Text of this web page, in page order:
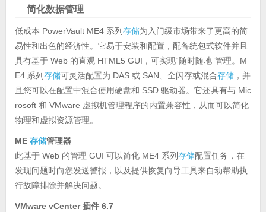
简化数据管理
低成本 PowerVault ME4 系列存储为入门级市场带来了更高的简
易性和出色的经济性。它易于安装和配置，配备统包式软件并且
具有基于 Web 的直观 HTML5 GUI，可实现“随时随地”管理。M
E4 系列存储可灵活配置为 DAS 或 SAN、全闪存或混合存储，并
且您可以在配置中混合使用硬盘和 SSD 驱动器。它还具有与 Mic
rosoft 和 VMware 虚拟机管理程序的内置兼容性，从而可以简化
物理和虚拟资源管理。
ME 存储管理器
此基于 Web 的管理 GUI 可以简化 ME4 系列存储配置任务，在
发现问题时向您发送警报，以及提供恢复向导工具来自动帮助执
行故障排除并解决问题。
VMware vCenter 插件 6.7